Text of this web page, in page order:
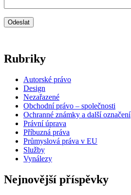
Rubriky
Autorské právo
Design
Nezařazené
Obchodní právo – společnosti
Ochranné známky a další označení
Právní úprava
Příbuzná práva
Průmyslová práva v EU
Služby
Vynálezy
Nejnovější příspěvky